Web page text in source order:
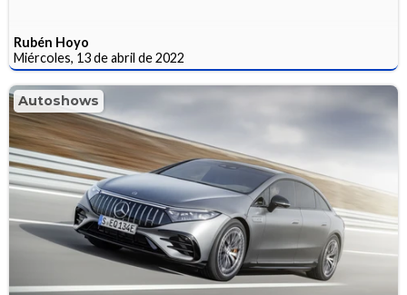
Rubén Hoyo
Miércoles, 13 de abril de 2022
Autoshows